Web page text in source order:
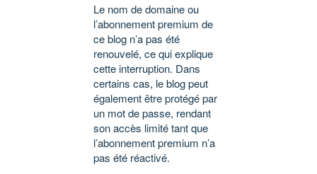
Le nom de domaine ou
l’abonnement premium de
ce blog n’a pas été
renouvelé, ce qui explique
cette interruption. Dans
certains cas, le blog peut
également être protégé par
un mot de passe, rendant
son accès limité tant que
l’abonnement premium n’a
pas été réactivé.